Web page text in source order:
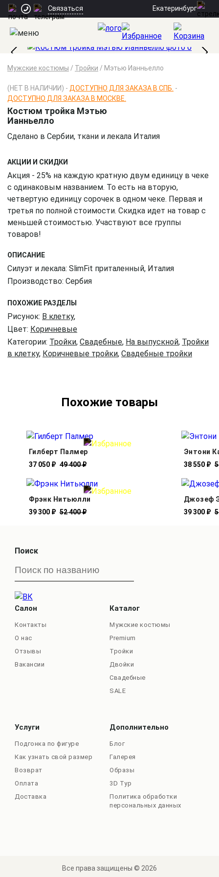
Связаться Екатеринбург
Мужские костюмы / Тройки / Мэтью Ианньелло
(НЕТ В НАЛИЧИИ) - ДОСТУПНО ДЛЯ ЗАКАЗА В СПБ. -
ДОСТУПНО ДЛЯ ЗАКАЗА В МОСКВЕ.
Костюм тройка Мэтью
Ианньелло
Сделано в Сербии, ткани и лекала Италия
АКЦИИ И СКИДКИ
Акция - 25% на каждую кратную двум единицу в чеке
с одинаковым названием. То есть на вторую,
четвертую единицу сорочек в одном чеке. Первая и
третья по полной стоимости. Скидка идет на товар с
меньшей стоимостью. Участвуют все группы
товаров!
ОПИСАНИЕ
Силуэт и лекала: SlimFit приталенный, Италия
Производство: Сербия
ПОХОЖИЕ РАЗДЕЛЫ
Рисунок: В клетку,
Цвет: Коричневые
Категории: Тройки, Свадебные, На выпускной, Тройки
в клетку, Коричневые тройки, Свадебные тройки
Похожие товары
Гилберт Палмер
37 050 ₽ 49 400 ₽
Энтони
38 550 ₽
Фрэнк Нитьюлли
39 300 ₽ 52 400 ₽
Джозеф
39 300 ₽
Поиск
Салон
Контакты
О нас
Отзывы
Вакансии
Каталог
Мужские костюмы
Premium
Тройки
Двойки
Свадебные
SALE
Услуги
Подгонка по фигуре
Как узнать свой размер
Возврат
Оплата
Доставка
Дополнительно
Блог
Галерея
Образы
3D Тур
Политика обработки
персональных данных
Все права защищены © 2026